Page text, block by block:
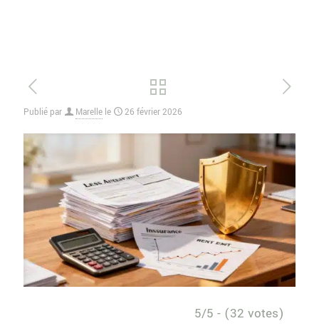
Publié par Marelle le 26 février 2026
5/5 - (32 votes)